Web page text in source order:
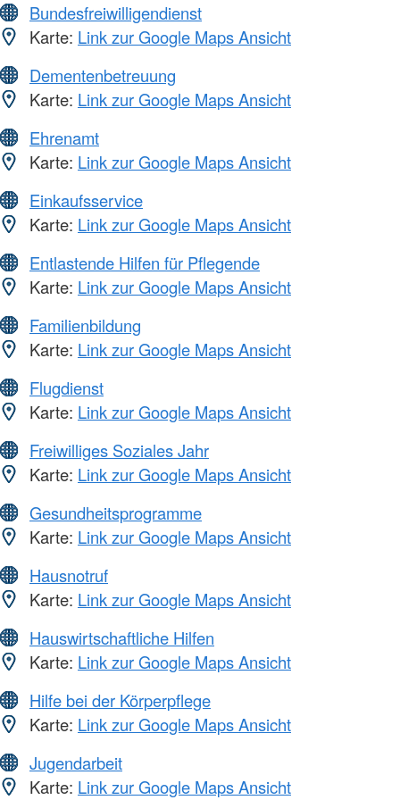
Bundesfreiwilligendienst
Karte: Link zur Google Maps Ansicht
Dementenbetreuung
Karte: Link zur Google Maps Ansicht
Ehrenamt
Karte: Link zur Google Maps Ansicht
Einkaufsservice
Karte: Link zur Google Maps Ansicht
Entlastende Hilfen für Pflegende
Karte: Link zur Google Maps Ansicht
Familienbildung
Karte: Link zur Google Maps Ansicht
Flugdienst
Karte: Link zur Google Maps Ansicht
Freiwilliges Soziales Jahr
Karte: Link zur Google Maps Ansicht
Gesundheitsprogramme
Karte: Link zur Google Maps Ansicht
Hausnotruf
Karte: Link zur Google Maps Ansicht
Hauswirtschaftliche Hilfen
Karte: Link zur Google Maps Ansicht
Hilfe bei der Körperpflege
Karte: Link zur Google Maps Ansicht
Jugendarbeit
Karte: Link zur Google Maps Ansicht